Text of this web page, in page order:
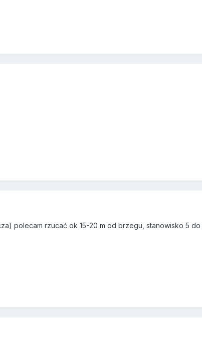
polecam rzucać ok 15-20 m od brzegu, stanowisko 5